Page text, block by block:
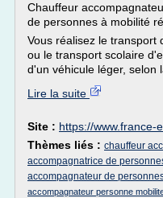
Chauffeur
de personnes à mobilité
Vous réalisez le transport
ou le transport scolaire
d'un véhicule léger, selon
Lire la suite
Site : https://www.france-
Thèmes liés : chauffeur
accompagnatrice de
accompagnateur de
accompagnateur personne